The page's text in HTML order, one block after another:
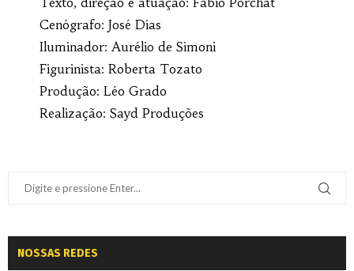
Cenógrafo: José Dias
Iluminador: Aurélio de Simoni
Figurinista: Roberta Tozato
Produção: Léo Grado
Realização: Sayd Produções
NOSSAS REDES